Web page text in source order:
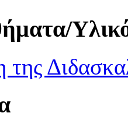
της